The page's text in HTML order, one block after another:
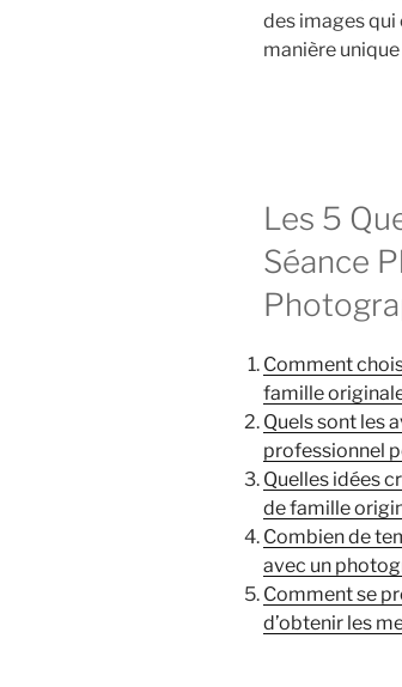
des images qui
manière
Les 5
Séance
Comment
famille
Quels sont les
professionnel
Quelles idées
de famille
Combien de
avec un
Comment se
d’obtenir les